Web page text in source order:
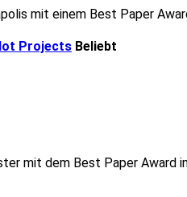
mit einem Best Paper
Projects Beliebt
mit dem Best Paper Award